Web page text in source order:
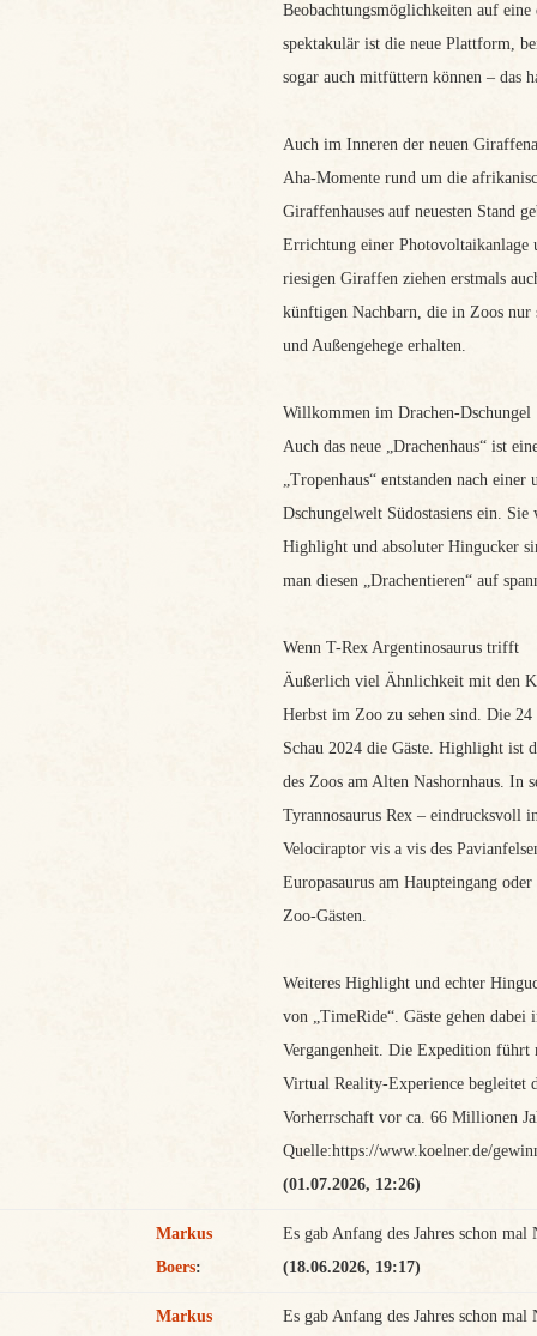
Beobachtungsmöglichkeiten auf
spektakulär ist die neue Plattform,
sogar auch mitfüttern können – das
Auch im Inneren der neuen
Aha-Momente rund um die
Giraffenhauses auf neuesten Stand
Errichtung einer Photovoltaikanlage
riesigen Giraffen ziehen erstmals
künftigen Nachbarn, die in Zoos nur
und Außengehege erhalten.
Willkommen im Drachen-Dschungel
Auch das neue „Drachenhaus“ ist
„Tropenhaus“ entstanden nach
Dschungelwelt Südostasiens ein.
Highlight und absoluter Hingucker
man diesen „Drachentieren“ auf
Wenn T-Rex Argentinosaurus trifft
Äußerlich viel Ähnlichkeit mit den
Herbst im Zoo zu sehen sind. Die
Schau 2024 die Gäste. Highlight ist
des Zoos am Alten Nashornhaus. In
Tyrannosaurus Rex – eindrucksvoll
Velociraptor vis a vis des
Europasaurus am Haupteingang
Zoo-Gästen.
Weiteres Highlight und echter
von „TimeRide“. Gäste gehen
Vergangenheit. Die Expedition
Virtual Reality-Experience begleitet
Vorherrschaft vor ca. 66 Millionen
Quelle:https://www.koelner.de/
(01.07.2026, 12:26)
Markus
Boers:
Es gab Anfang des Jahres schon
(18.06.2026, 19:17)
Markus
Es gab Anfang des Jahres schon